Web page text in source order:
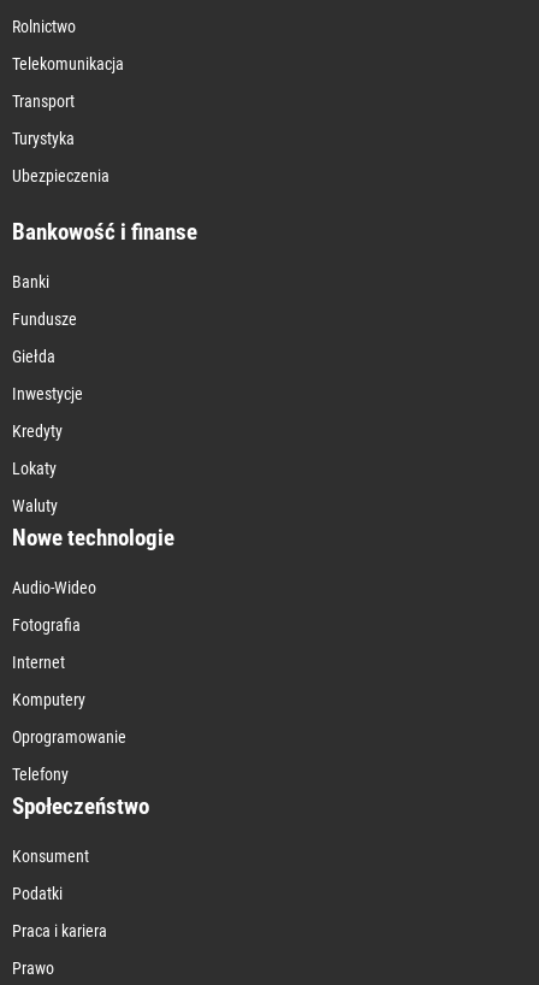
Rolnictwo
Telekomunikacja
Transport
Turystyka
Ubezpieczenia
Bankowość i finanse
Banki
Fundusze
Giełda
Inwestycje
Kredyty
Lokaty
Waluty
Nowe technologie
Audio-Wideo
Fotografia
Internet
Komputery
Oprogramowanie
Telefony
Społeczeństwo
Konsument
Podatki
Praca i kariera
Prawo